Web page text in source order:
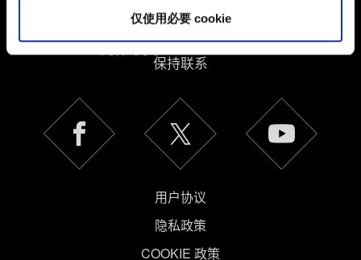
仅使用必要 cookie
简体中文
保持联系
用户协议
隐私政策
COOKIE 政策